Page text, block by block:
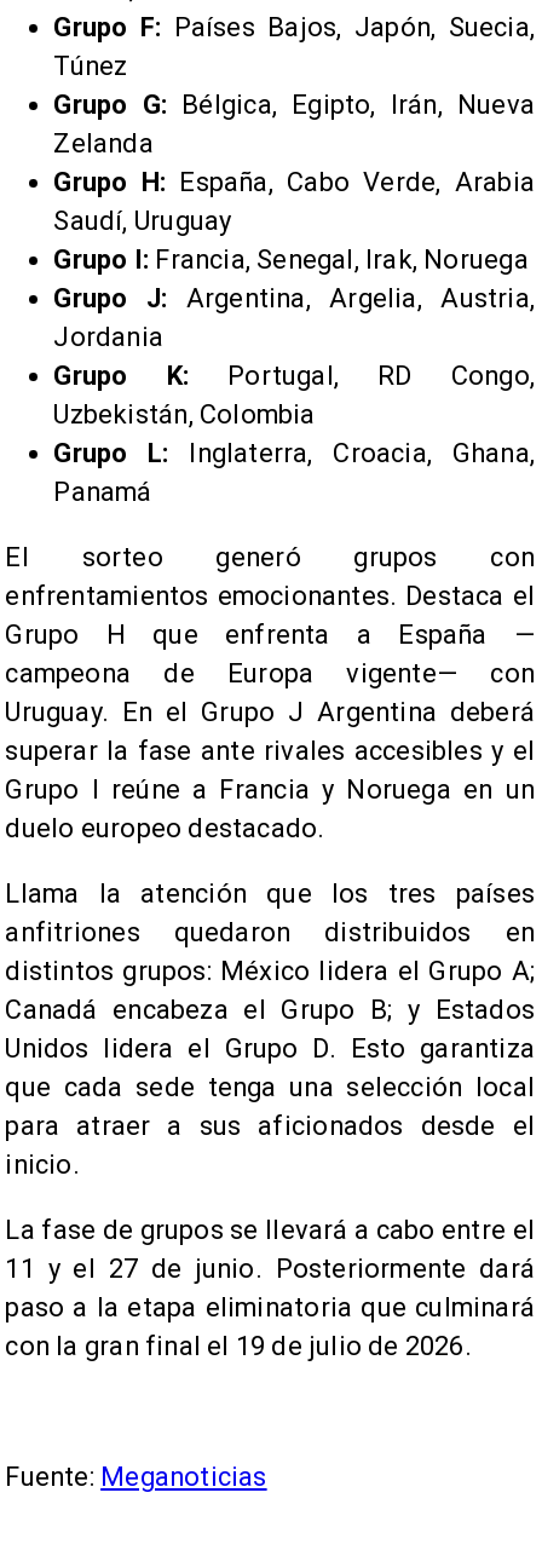
Grupo F: Países Bajos, Japón, Suecia,
Túnez
Grupo G: Bélgica, Egipto, Irán, Nueva
Zelanda
Grupo H: España, Cabo Verde, Arabia
Saudí, Uruguay
Grupo I: Francia, Senegal, Irak, Noruega
Grupo J: Argentina, Argelia, Austria,
Jordania
Grupo K: Portugal, RD Congo,
Uzbekistán, Colombia
Grupo L: Inglaterra, Croacia, Ghana,
Panamá
El sorteo generó grupos con
enfrentamientos emocionantes. Destaca el
Grupo H que enfrenta a España —
campeona de Europa vigente— con
Uruguay. En el Grupo J Argentina deberá
superar la fase ante rivales accesibles y el
Grupo I reúne a Francia y Noruega en un
duelo europeo destacado.
Llama la atención que los tres países
anfitriones quedaron distribuidos en
distintos grupos: México lidera el Grupo A;
Canadá encabeza el Grupo B; y Estados
Unidos lidera el Grupo D. Esto garantiza
que cada sede tenga una selección local
para atraer a sus aficionados desde el
inicio.
La fase de grupos se llevará a cabo entre el
11 y el 27 de junio. Posteriormente dará
paso a la etapa eliminatoria que culminará
con la gran final el 19 de julio de 2026.
Fuente: Meganoticias